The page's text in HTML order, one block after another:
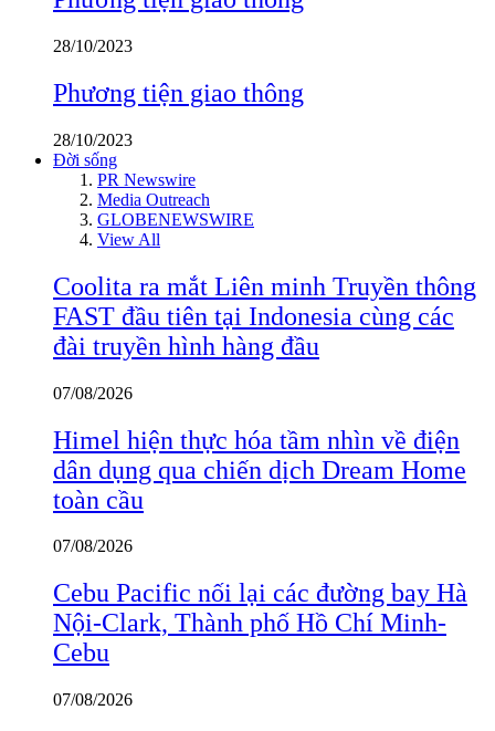
28/10/2023
Phương tiện giao thông
28/10/2023
Đời sống
PR Newswire
Media Outreach
GLOBENEWSWIRE
View All
Coolita ra mắt Liên minh Truyền thông
FAST đầu tiên tại Indonesia cùng các
đài truyền hình hàng đầu
07/08/2026
Himel hiện thực hóa tầm nhìn về điện
dân dụng qua chiến dịch Dream Home
toàn cầu
07/08/2026
Cebu Pacific nối lại các đường bay Hà
Nội-Clark, Thành phố Hồ Chí Minh-
Cebu
07/08/2026